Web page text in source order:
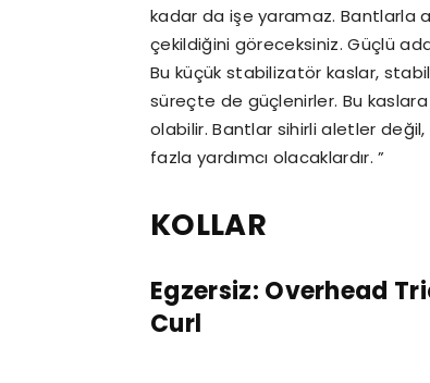
kadar da işe yaramaz. Bantlarla
çekildiğini göreceksiniz. Güçlü
Bu küçük stabilizatör kaslar,
süreçte de güçlenirler. Bu
olabilir. Bantlar sihirli aletler
fazla yardımcı olacaklardır. ”
KOLLAR
Egzersiz: Overhead
Curl